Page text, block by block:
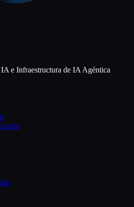
e Infraestructura de IA Agéntica